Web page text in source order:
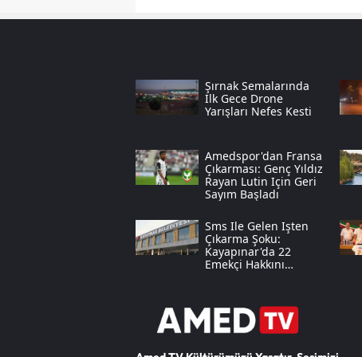
Şırnak Semalarında
Ilk Gece Drone
Yarışları Nefes Kesti
Amedspor'dan Fransa
Çıkarması: Genç Yıldız
Rayan Lutin Için Geri
Sayım Başladı
Sms Ile Gelen Işten
Çıkarma Şoku:
Kayapınar'da 22
Emekçi Hakkını